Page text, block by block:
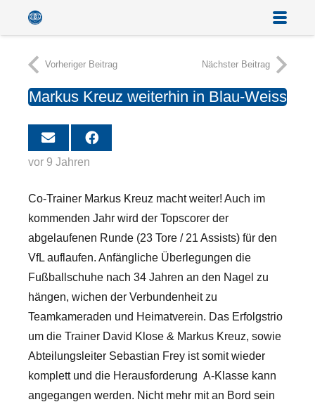
Vorheriger Beitrag Nächster Beitrag
Markus Kreuz weiterhin in Blau-Weiss
vor 9 Jahren
Co-Trainer Markus Kreuz macht weiter! Auch im
kommenden Jahr wird der Topscorer der
abgelaufenen Runde (23 Tore / 21 Assists) für den
VfL auflaufen. Anfängliche Überlegungen die
Fußballschuhe nach 34 Jahren an den Nagel zu
hängen, wichen der Verbundenheit zu
Teamkameraden und Heimatverein. Das Erfolgstrio
um die Trainer David Klose & Markus Kreuz, sowie
Abteilungsleiter Sebastian Frey ist somit wieder
komplett und die Herausforderung A-Klasse kann
angegangen werden. Nicht mehr mit an Bord sein